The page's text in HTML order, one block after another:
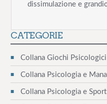
dissimulazione e
CATEGORIE
Collana Giochi Psicologici
Collana Psicologia e
Collana Psicologia e Sport